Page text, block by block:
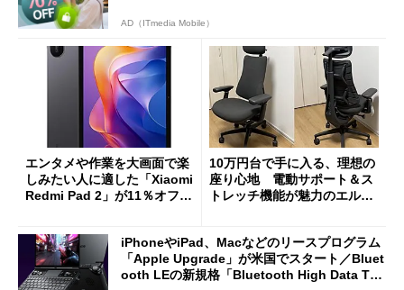
AD（ITmedia Mobile）
エンタメや作業を大画面で楽
しみたい人に適した「Xiaomi
Redmi Pad 2」が11％オフの
10万円台で手に入る、理想の
座り心地 電動サポート＆ス
トレッチ機能が魅力のエルゴ
iPhoneやiPad、Macなどのリースプログラム
「Apple Upgrade」が米国でスタート／Bluet
ooth LEの新規格「Bluetooth High Data Thr